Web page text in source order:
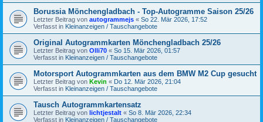
Borussia Mönchengladbach - Top-Autogramme Saison 25/26
Letzter Beitrag von autogrammejs « So 22. Mär 2026, 17:52
Verfasst in Kleinanzeigen / Tauschangebote
Original Autogrammkarten Mönchengladbach 25/26
Letzter Beitrag von Olli70 « So 15. Mär 2026, 01:57
Verfasst in Kleinanzeigen / Tauschangebote
Motorsport Autogrammkarten aus dem BMW M2 Cup gesucht
Letzter Beitrag von Kevin « Do 12. Mär 2026, 21:04
Verfasst in Kleinanzeigen / Tauschangebote
Tausch Autogrammkartensatz
Letzter Beitrag von lichtjestalt « So 8. Mär 2026, 22:34
Verfasst in Kleinanzeigen / Tauschangebote